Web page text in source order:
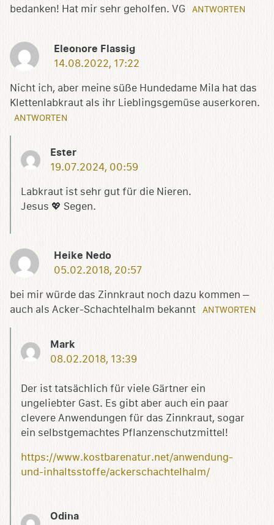
bedanken! Hat mir sehr geholfen. VG
ANTWORTEN
Eleonore Flassig
14.08.2022, 17:22
Nicht ich, aber meine süße Hundedame Mila hat das
Klettenlabkraut als ihr Lieblingsgemüse auserkoren.
ANTWORTEN
Ester
19.07.2024, 00:59
Labkraut ist sehr gut für die Nieren.
Jesus 💖 Segen.
Heike Nedo
05.02.2018, 20:57
bei mir würde das Zinnkraut noch dazu kommen –
auch als Acker-Schachtelhalm bekannt
ANTWORTEN
Mark
08.02.2018, 13:39
Der ist tatsächlich für viele Gärtner ein
ungeliebter Gast. Es gibt aber auch ein paar
clevere Anwendungen für das Zinnkraut, sogar
ein selbstgemachtes Pflanzenschutzmittel!
https://www.kostbarenatur.net/anwendung-
und-inhaltsstoffe/ackerschachtelhalm/
Odina